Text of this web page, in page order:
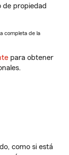
de propiedad
completa de la
para obtener
como si está